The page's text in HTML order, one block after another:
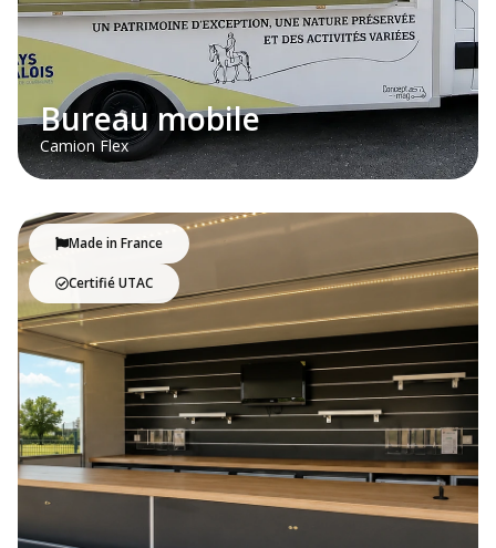
Bureau mobile
Camion Flex
Made in France
Certifié UTAC